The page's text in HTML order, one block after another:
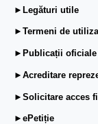
►Legături utile
►Termeni de
►Publicații oficiale
►Acreditare
►Solicitare acces
►ePetiție